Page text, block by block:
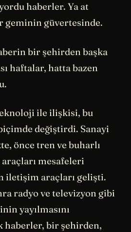
haberler. Ya at
geminin güvertesinde.
bir şehirden başka
haftalar, hatta bazen
ile ilişkisi, bu
değiştirdi. Sanayi
önce tren ve buharlı
mesafeleri
iletişim araçları gelişti.
radyo ve televizyon gibi
yayılmasını
haberler, bir şehirden,